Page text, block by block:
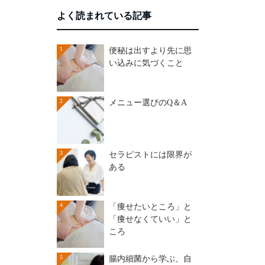
よく読まれている記事
1
便秘は出すより先に思
い込みに気づくこと
2 メニュー選びのQ＆A
3
セラピストには限界が
ある
4
「痩せたいところ」と
「痩せなくていい」と
ころ
5
腸内細菌から学ぶ、自